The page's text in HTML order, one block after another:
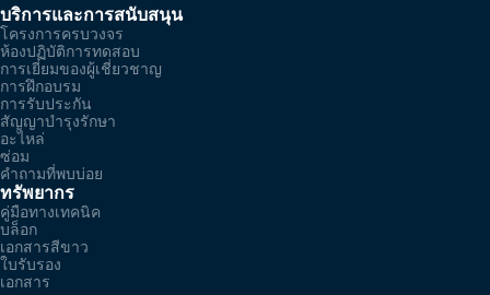
บริการและการสนับสนุน
โครงการครบวงจร
ห้องปฏิบัติการทดสอบ
การเยี่ยมของผู้เชี่ยวชาญ
การฝึกอบรม
การรับประกัน
สัญญาบำรุงรักษา
อะไหล่
ซ่อม
คำถามที่พบบ่อย
ทรัพยากร
คู่มือทางเทคนิค
บล็อก
เอกสารสีขาว
ใบรับรอง
เอกสาร